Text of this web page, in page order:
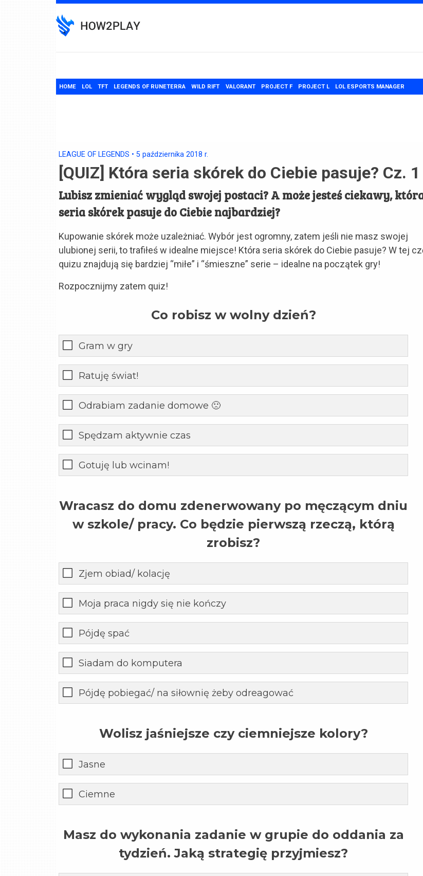
to
content
HOME LOL TFT LEGENDS OF RUNETERRA WILD RIFT VALORANT PROJECT F PROJECT L LOL ESPORTS MANAGER
LEAGUE OF LEGENDS • 5 października 2018 r.
[QUIZ] Która seria skórek do Ciebie pasuje? Cz. 1
Lubisz zmieniać wygląd swojej postaci? A może jesteś ciekawy,
seria skórek pasuje do Ciebie najbardziej?
Kupowanie skórek może uzależniać. Wybór jest ogromny, zatem jeśli nie masz swojej
ulubionej serii, to trafiłeś w idealne miejsce! Która seria skórek do Ciebie pasuje? W tej
quizu znajdują się bardziej “miłe” i “śmieszne” serie – idealne na początek gry!
Rozpocznijmy zatem quiz!
Co robisz w wolny dzień?
Gram w gry
Ratuję świat!
Odrabiam zadanie domowe 🙁
Spędzam aktywnie czas
Gotuję lub wcinam!
Wracasz do domu zdenerwowany po męczącym dniu
w szkole/ pracy. Co będzie pierwszą rzeczą, którą
zrobisz?
Zjem obiad/ kolację
Moja praca nigdy się nie kończy
Pójdę spać
Siadam do komputera
Pójdę pobiegać/ na siłownię żeby odreagować
Wolisz jaśniejsze czy ciemniejsze kolory?
Jasne
Ciemne
Masz do wykonania zadanie w grupie do oddania za
tydzień. Jaką strategię przyjmiesz?